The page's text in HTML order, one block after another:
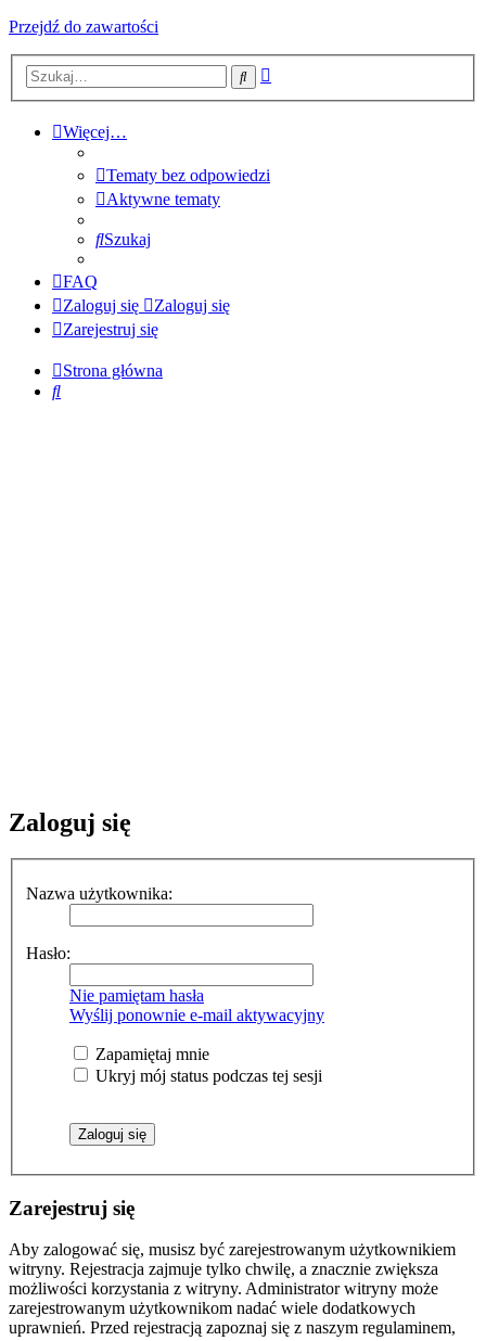
Przejdź do zawartości
Szukaj
Więcej…
Tematy bez odpowiedzi
Aktywne tematy
Szukaj
FAQ
Zaloguj się
Zaloguj się
Zarejestruj się
Strona główna
Szukaj
Zaloguj się
Nazwa użytkownika:
Hasło:
Nie pamiętam hasła
Wyślij ponownie e-mail aktywacyjny
Zapamiętaj mnie
Ukryj mój status podczas tej sesji
Zarejestruj się
Aby zalogować się, musisz być zarejestrowanym użytkownikiem
witryny. Rejestracja zajmuje tylko chwilę, a znacznie zwiększa
możliwości korzystania z witryny. Administrator witryny może
zarejestrowanym użytkownikom nadać wiele dodatkowych
uprawnień. Przed rejestracją zapoznaj się z naszym regulaminem,